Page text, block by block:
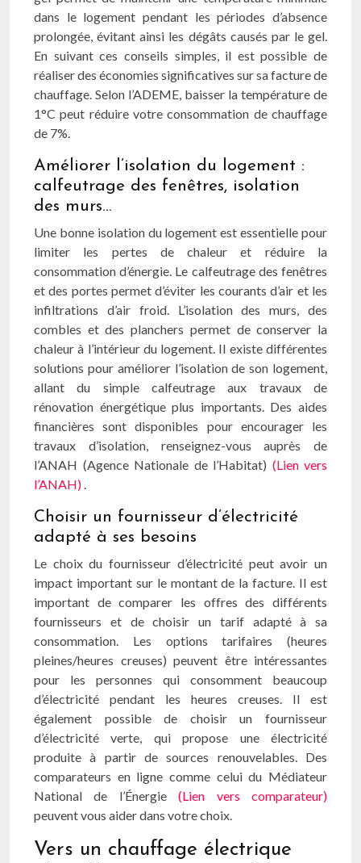
dans le logement pendant les périodes d’absence
prolongée, évitant ainsi les dégâts causés par le gel.
En suivant ces conseils simples, il est possible de
réaliser des économies significatives sur sa facture de
chauffage. Selon l’ADEME, baisser la température de
1°C peut réduire votre consommation de chauffage
de 7%.
Améliorer l’isolation du logement :
calfeutrage des fenêtres, isolation
des murs…
Une bonne isolation du logement est essentielle pour
limiter les pertes de chaleur et réduire la
consommation d’énergie. Le calfeutrage des fenêtres
et des portes permet d’éviter les courants d’air et les
infiltrations d’air froid. L’isolation des murs, des
combles et des planchers permet de conserver la
chaleur à l’intérieur du logement. Il existe différentes
solutions pour améliorer l’isolation de son logement,
allant du simple calfeutrage aux travaux de
rénovation énergétique plus importants. Des aides
financières sont disponibles pour encourager les
travaux d’isolation, renseignez-vous auprès de
l’ANAH (Agence Nationale de l’Habitat) (Lien vers
l’ANAH) .
Choisir un fournisseur d’électricité
adapté à ses besoins
Le choix du fournisseur d’électricité peut avoir un
impact important sur le montant de la facture. Il est
important de comparer les offres des différents
fournisseurs et de choisir un tarif adapté à sa
consommation. Les options tarifaires (heures
pleines/heures creuses) peuvent être intéressantes
pour les personnes qui consomment beaucoup
d’électricité pendant les heures creuses. Il est
également possible de choisir un fournisseur
d’électricité verte, qui propose une électricité
produite à partir de sources renouvelables. Des
comparateurs en ligne comme celui du Médiateur
National de l’Énergie(Lien vers comparateur)
peuvent vous aider dans votre choix.
Vers un chauffage électrique